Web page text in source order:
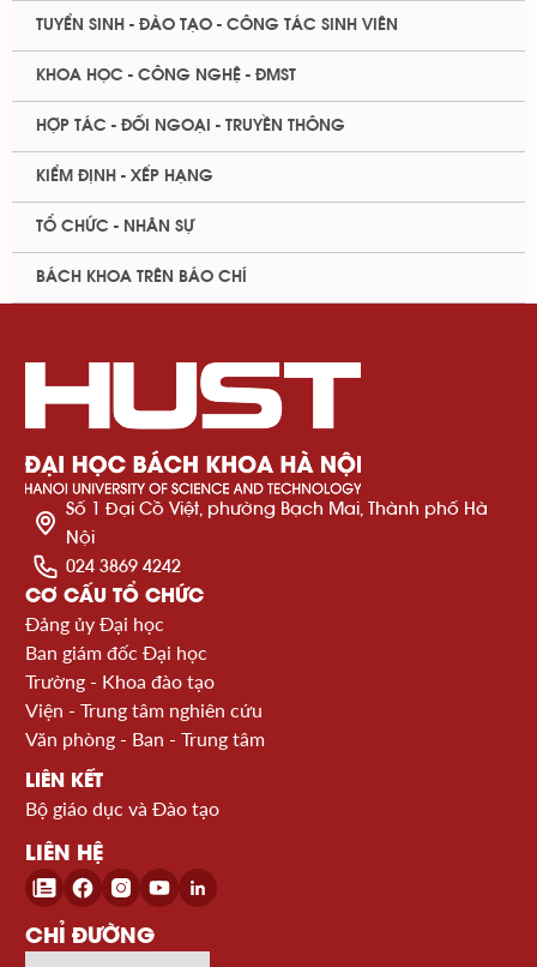
TUYỂN SINH - ĐÀO TẠO - CÔNG TÁC SINH VIÊN
KHOA HỌC - CÔNG NGHỆ - ĐMST
HỢP TÁC - ĐỐI NGOẠI - TRUYỀN THÔNG
KIỂM ĐỊNH - XẾP HẠNG
TỔ CHỨC - NHÂN SỰ
BÁCH KHOA TRÊN BÁO CHÍ
Số 1 Đại Cồ Việt, phường Bạch Mai, Thành phố Hà
Nội
024 3869 4242
CƠ CẤU TỔ CHỨC
Đảng ủy Đại học
Ban giám đốc Đại học
Trường - Khoa đào tạo
Viện - Trung tâm nghiên cứu
Văn phòng - Ban - Trung tâm
LIÊN KẾT
Bộ giáo dục và Đào tạo
LIÊN HỆ
CHỈ ĐƯỜNG